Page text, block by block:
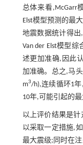
总体来看,McGarr
Elst模型预测的最
地震数据统计得出
Van der Elst模型
述更加准确,因此
加准确。总之,马
m3/h),连续循环1
10年,可能引起的最
以上评价结果是针
以采取一定措施,
最大震级;同时在